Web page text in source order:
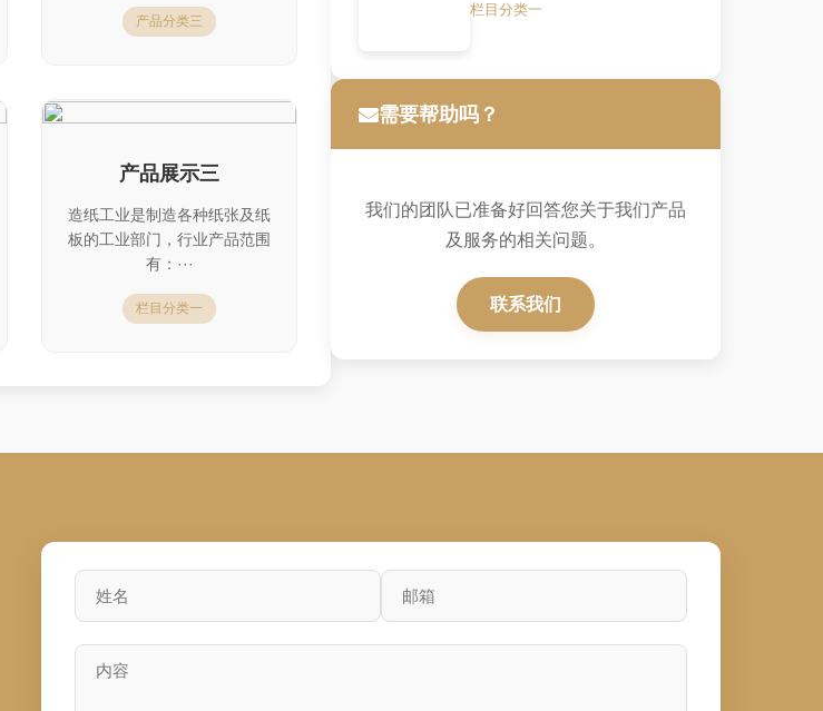
产品分类三
产品展示三
造纸工业是制造各种纸张及纸
板的工业部门，行业产品范围
有：···
栏目分类一
栏目分类一
需要帮助吗？
我们的团队已准备好回答您关于我们产品
及服务的相关问题。
联系我们